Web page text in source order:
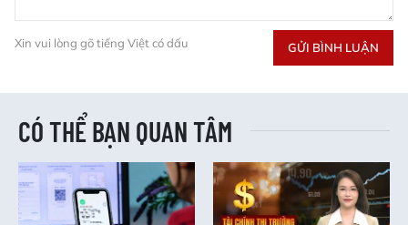
Xin vui lòng gõ tiếng Việt có dấu GỬI BÌNH LUẬN
CÓ THỂ BẠN QUAN TÂM